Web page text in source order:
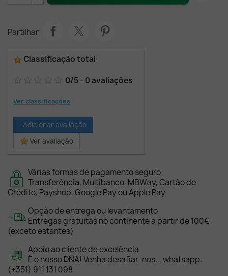
Partilhar
Classificação total:
0/5 - 0 avaliações
Ver classificações
Adicionar avaliação
Ver avaliação
Várias formas de pagamento seguro
Transferência, Multibanco, MBWay, Cartão de
Crédito, Payshop, Google Pay ou Apple Pay
Opção de entrega ou levantamento
Entregas gratuitas no continente a partir de 100€
(exceto estantes)
Apoio ao cliente de excelência
É o nosso DNA! Venha desafiar-nos... whatsapp:
(+351) 911 131 098